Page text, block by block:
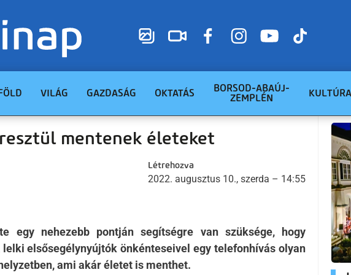
VILÁG GAZDASÁG OKTATÁS
BORSOD-ABAÚJ-
ZEMPLÉN
KULTÚRA
mentenek életeket
Létrehozva
2022. augusztus 10., szerda – 14:55
egy nehezebb pontján segítségre van szüksége, hogy
elsősegélynyújtók önkénteseivel egy telefonhívás olyan
ami akár életet is menthet.